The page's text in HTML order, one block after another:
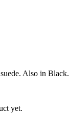
Also in Black.
yet.